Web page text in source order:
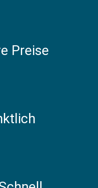
Preise